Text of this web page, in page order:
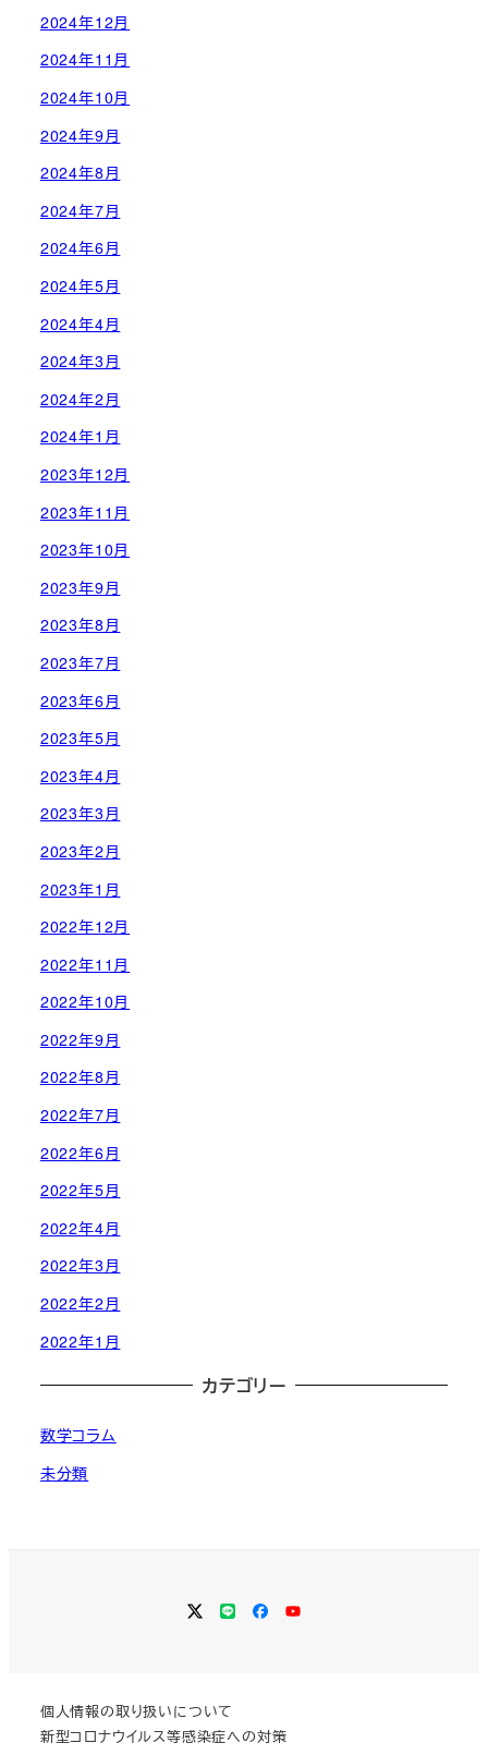
2024年12月
2024年11月
2024年10月
2024年9月
2024年8月
2024年7月
2024年6月
2024年5月
2024年4月
2024年3月
2024年2月
2024年1月
2023年12月
2023年11月
2023年10月
2023年9月
2023年8月
2023年7月
2023年6月
2023年5月
2023年4月
2023年3月
2023年2月
2023年1月
2022年12月
2022年11月
2022年10月
2022年9月
2022年8月
2022年7月
2022年6月
2022年5月
2022年4月
2022年3月
2022年2月
2022年1月
カテゴリー
数学コラム
未分類
Twitter
LINEFacebook
YouTube
個人情報の取り扱いについて
新型コロナウイルス等感染症への対策